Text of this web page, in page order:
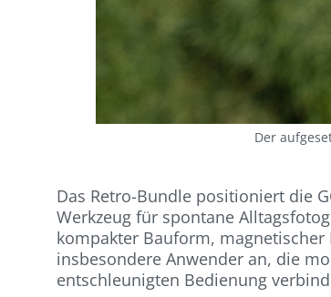
Der
Das Retro-Bundle positioniert die
Werkzeug für spontane
kompakter Bauform,
insbesondere Anwender an, die
entschleunigten Bedienung